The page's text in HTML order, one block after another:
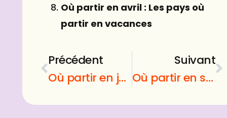
Où partir en avril : Les pays où
partir en vacances
Précédent
Où partir en juillet ? Au début des vacances scolaires
Suivant
Où partir en septembre ? Pendant la rentrée scolaire